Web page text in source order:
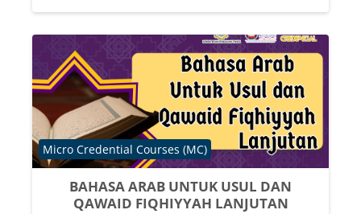
BAHASA ARAB UNTUK USUL DAN
QAWAID FIQHIYYAH LANJUTAN
Course category
Micro Credential Courses (MC)